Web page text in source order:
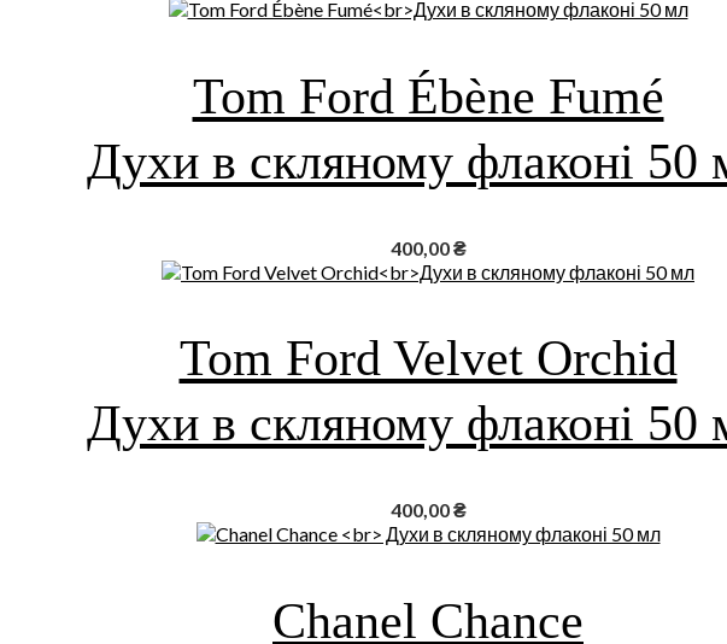
Tom Ford Ébène Fumé
Духи в скляному флаконі 50
400,00₴
Tom Ford Velvet Orchid
Духи в скляному флаконі 50
400,00₴
Chanel Chance